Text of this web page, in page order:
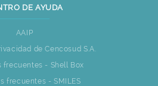
DE AYUDA
AAIP
de Cencosud S.A.
frecuentes - Shell Box
frecuentes - SMILES